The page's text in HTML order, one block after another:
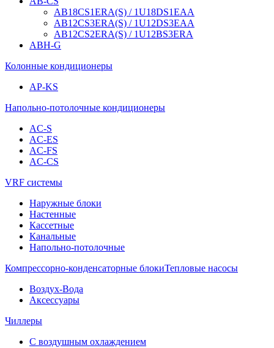
AB18CS1ERA(S) / 1U18DS1EAA
AB12CS3ERA(S) / 1U12DS3EAA
AB12CS2ERA(S) / 1U12BS3ERA
ABH-G
Колонные кондиционеры
AP-KS
Напольно-потолочные кондиционеры
AC-S
AC-ES
AC-FS
AC-CS
VRF системы
Наружные блоки
Настенные
Кассетные
Канальные
Напольно-потолочные
Компрессорно-конденсаторные блокиТепловые насосы
Воздух-Вода
Аксессуары
Чиллеры
С воздушным охлаждением